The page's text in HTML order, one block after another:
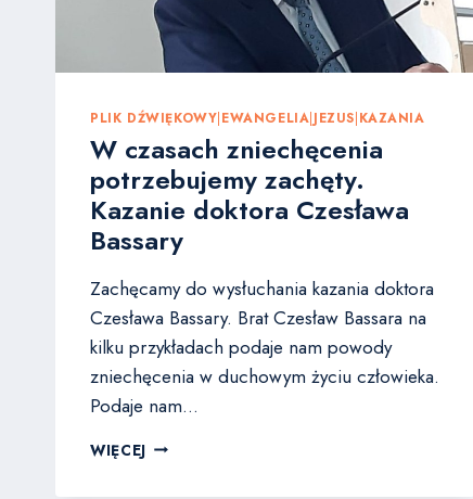
PLIK DŹWIĘKOWY|EWANGELIA|JEZUS|KAZANIA
W czasach zniechęcenia
potrzebujemy zachęty.
Kazanie doktora Czesława
Bassary
Zachęcamy do wysłuchania kazania doktora
Czesława Bassary. Brat Czesław Bassara na
kilku przykładach podaje nam powody
zniechęcenia w duchowym życiu człowieka.
Podaje nam…
WIĘCEJ W
ZNIECHĘCENIA